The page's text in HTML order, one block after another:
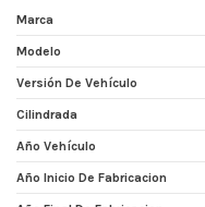
Marca
Modelo
Versión De Vehículo
Cilindrada
Año Vehículo
Año Inicio De Fabricacion